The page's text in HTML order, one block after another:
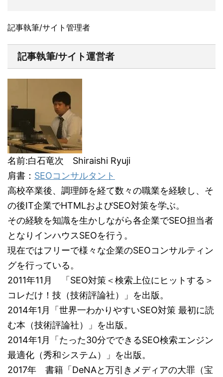
記事執筆/サイト管理者
記事執筆/サイト運営者
名前:白石竜次 Shiraishi Ryuji
肩書： SEOコンサルタント
高校卒業後、調理師を経て数々の職業を経験し、そ
の後IT企業でHTMLおよびSEO対策を学ぶ。
その経験を知識を生かしながら各企業でSEO担当者
となりインハウスSEOを行う。
現在ではフリーで様々な企業のSEOコンサルティン
グを行っている。
2011年11月 「SEO対策＜検索上位にヒットする＞
コレだけ！技（技術評論社）」を出版。
2014年1月「世界一わかりやすいSEO対策 最初に読
む本（技術評論社）」を出版。
2014年1月「たった30分でできるSEO検索エンジン
最適化（秀和システム）」を出版。
2017年 書籍「DeNAと万引きメディアの大罪（宝